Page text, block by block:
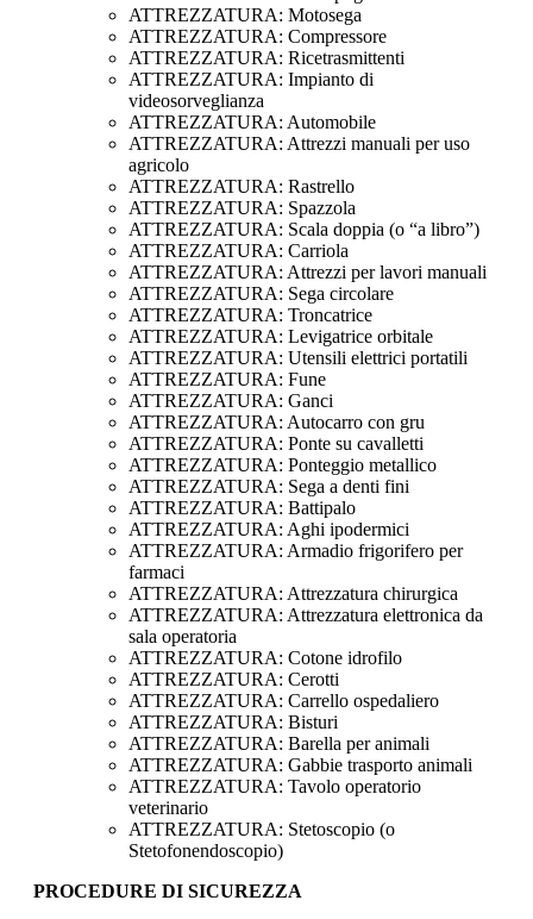
ATTREZZATURA: Motosega
ATTREZZATURA: Compressore
ATTREZZATURA: Ricetrasmittenti
ATTREZZATURA: Impianto di
videosorveglianza
ATTREZZATURA: Automobile
ATTREZZATURA: Attrezzi manuali per uso
agricolo
ATTREZZATURA: Rastrello
ATTREZZATURA: Spazzola
ATTREZZATURA: Scala doppia (o “a libro”)
ATTREZZATURA: Carriola
ATTREZZATURA: Attrezzi per lavori manuali
ATTREZZATURA: Sega circolare
ATTREZZATURA: Troncatrice
ATTREZZATURA: Levigatrice orbitale
ATTREZZATURA: Utensili elettrici portatili
ATTREZZATURA: Fune
ATTREZZATURA: Ganci
ATTREZZATURA: Autocarro con gru
ATTREZZATURA: Ponte su cavalletti
ATTREZZATURA: Ponteggio metallico
ATTREZZATURA: Sega a denti fini
ATTREZZATURA: Battipalo
ATTREZZATURA: Aghi ipodermici
ATTREZZATURA: Armadio frigorifero per
farmaci
ATTREZZATURA: Attrezzatura chirurgica
ATTREZZATURA: Attrezzatura elettronica da
sala operatoria
ATTREZZATURA: Cotone idrofilo
ATTREZZATURA: Cerotti
ATTREZZATURA: Carrello ospedaliero
ATTREZZATURA: Bisturi
ATTREZZATURA: Barella per animali
ATTREZZATURA: Gabbie trasporto animali
ATTREZZATURA: Tavolo operatorio
veterinario
ATTREZZATURA: Stetoscopio (o
Stetofonendoscopio)
PROCEDURE DI SICUREZZA